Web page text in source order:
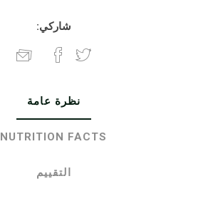
شاركي:
نظرة عامة
NUTRITION FACTS
التقييم